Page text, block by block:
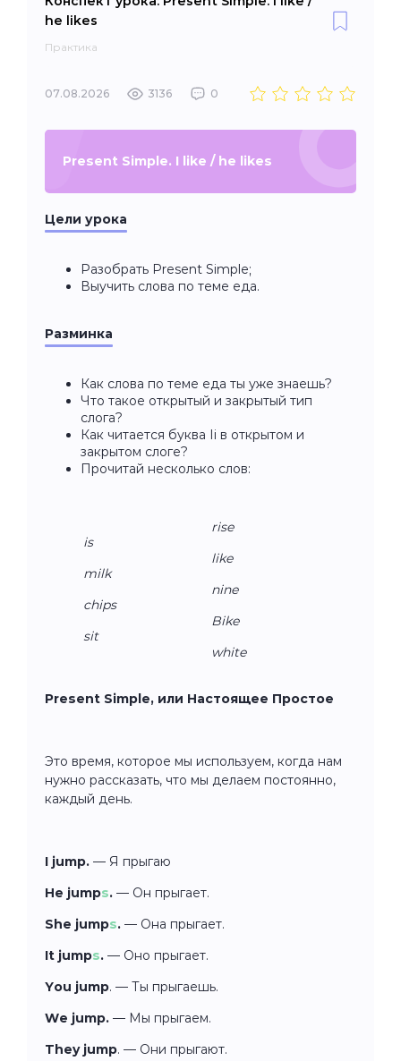
he likes
Практика
07.08.2026 3136 0
Present Simple. I like / he likes
Цели урока
Разобрать Present Simple;
Выучить слова по теме еда.
Разминка
Как слова по теме еда ты уже знаешь?
Что такое открытый и закрытый тип
слога?
Как читается буква Ii в открытом и
закрытом слоге?
Прочитай несколько слов:
is
milk
chips
sit
rise
like
nine
Bike
white
Present Simple, или Настоящее Простое
Это время, которое мы используем, когда нам
нужно рассказать, что мы делаем постоянно,
каждый день.
I jump. — Я прыгаю
He jumps. — Он прыгает.
She jumps. — Она прыгает.
It jumps. — Оно прыгает.
You jump. — Ты прыгаешь.
We jump. — Мы прыгаем.
They jump. — Они прыгают.